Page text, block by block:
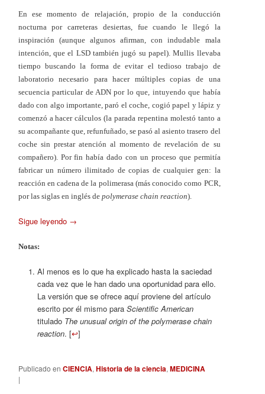
En ese momento de relajación, propio de la conducción
nocturna por carreteras desiertas, fue cuando le llegó la
inspiración (aunque algunos afirman, con indudable mala
intención, que el LSD también jugó su papel). Mullis llevaba
tiempo buscando la forma de evitar el tedioso trabajo de
laboratorio necesario para hacer múltiples copias de una
secuencia particular de ADN por lo que, intuyendo que había
dado con algo importante, paró el coche, cogió papel y lápiz y
comenzó a hacer cálculos (la parada repentina molestó tanto a
su acompañante que, refunfuñado, se pasó al asiento trasero del
coche sin prestar atención al momento de revelación de su
compañero). Por fin había dado con un proceso que permitía
fabricar un número ilimitado de copias de cualquier gen: la
reacción en cadena de la polimerasa (más conocido como PCR,
por las siglas en inglés de polymerase chain reaction).
Sigue leyendo →
Notas:
Al menos es lo que ha explicado hasta la saciedad
cada vez que le han dado una oportunidad para ello.
La versión que se ofrece aquí proviene del artículo
escrito por él mismo paraScientific American
titulado The unusual origin of the polymerase chain
reaction. [↩]
Publicado en CIENCIA, Historia de la ciencia, MEDICINA
|